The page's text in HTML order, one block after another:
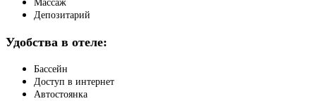
Массаж
Депозитарий
Удобства в отеле:
Бассейн
Доступ в интернет
Автостоянка